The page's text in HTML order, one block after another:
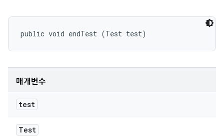
public void endTest (Test test)
매개변수
test
Test